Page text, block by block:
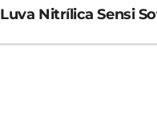
Luva Nitrílica Sensi